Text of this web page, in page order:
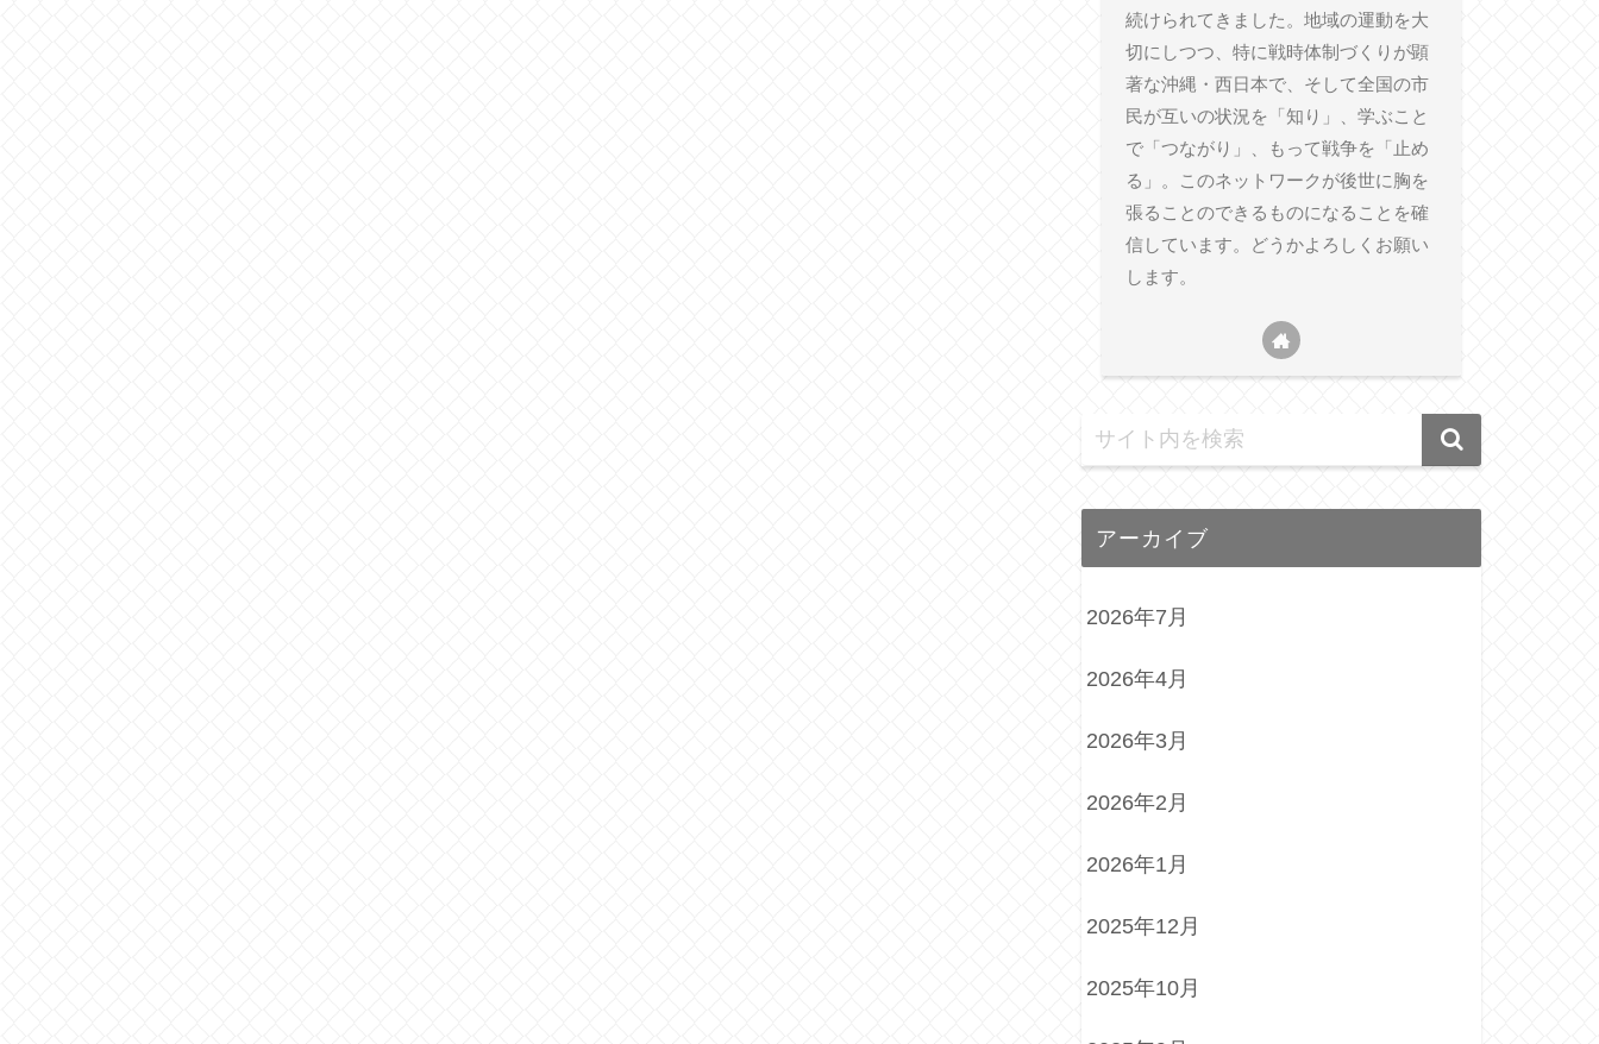
続けられてきました。地域の運動を大
切にしつつ、特に戦時体制づくりが顕
著な沖縄・西日本で、そして全国の市
民が互いの状況を「知り」、学ぶこと
で「つながり」、もって戦争を「止め
る」。このネットワークが後世に胸を
張ることのできるものになることを確
信しています。どうかよろしくお願い
します。
アーカイブ
2026年7月
2026年4月
2026年3月
2026年2月
2026年1月
2025年12月
2025年10月